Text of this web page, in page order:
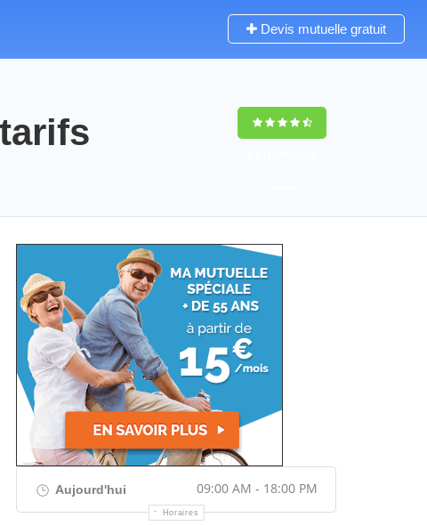
Devis mutuelle gratuit
Aujourd'hui 09:00 AM - 18:00 PM
Horaires